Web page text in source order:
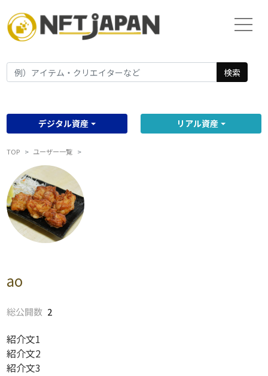
検索
デジタル資産 リアル資産
TOP ユーザー一覧
ao
総公開数 2
紹介文1
紹介文2
紹介文3